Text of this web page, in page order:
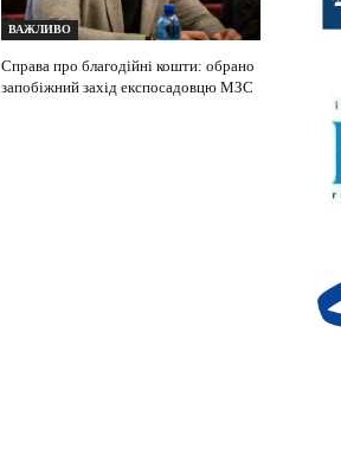
ВАЖЛИВО
Справа про благодійні кошти: обрано
запобіжний захід експосадовцю МЗС